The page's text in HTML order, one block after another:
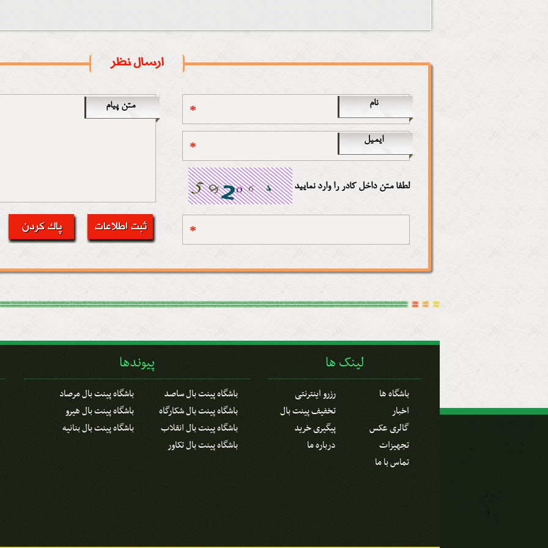
ارسال نظر
نام *
ایمیل *
لطفا متن داخل کادر را وارد نمایید
*
متن پیام
لینک ها
باشگاه ها
رزرو اینترنتی
اخبار
تخفیف پینت بال
گالری عکس
پیگیری خرید
تجهیزات
درباره ما
تماس با ما
پیوندها
باشگاه پینت بال ساصد
باشگاه پینت بال مرصاد
باشگاه پینت بال شکارگاه
باشگاه پینت بال هیرو
باشگاه پینت بال انقلاب
باشگاه پینت بال بنانیه
باشگاه پینت بال تکاور